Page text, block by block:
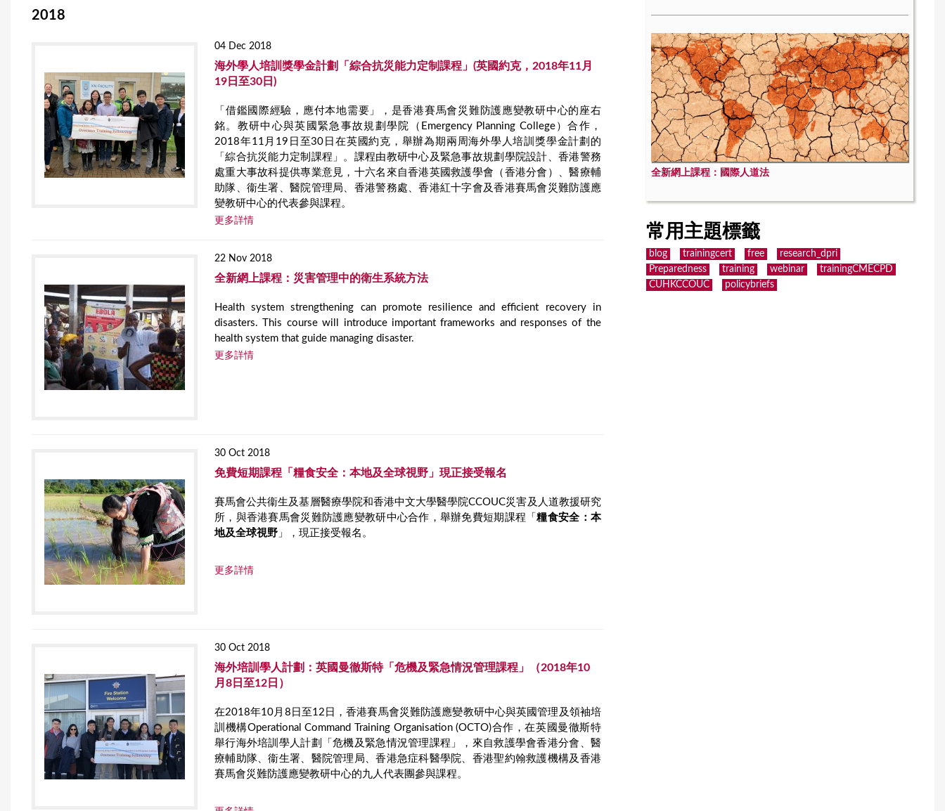
2018
04 Dec 2018
海外學人培訓獎學金計劃「綜合抗災能力定制課程」(英國約克，2018年11月
19日至30日)
「借鑑國際經驗，應付本地需要」，是香港賽馬會災難防護應變教研中心的座右
銘。教研中心與英國緊急事故規劃學院（Emergency Planning College）合作，
2018年11月19日至30日在英國約克，舉辦為期兩周海外學人培訓獎學金計劃的
「綜合抗災能力定制課程」。課程由教研中心及緊急事故規劃學院設計、香港警務
處重大事故科提供專業意見，十六名來自香港英國救護學會（香港分會）、醫療輔
助隊、衞生署、醫院管理局、香港警務處、香港紅十字會及香港賽馬會災難防護應
變教研中心的代表參與課程。
更多詳情
22 Nov 2018
全新網上課程：災害管理中的衛生系統方法
Health system strengthening can promote resilience and efficient recovery in
disasters. This course will introduce important frameworks and responses of the
health system that guide managing disaster.
更多詳情
30 Oct 2018
免費短期課程「糧食安全：本地及全球視野」現正接受報名
賽馬會公共衞生及基層醫療學院和香港中文大學醫學院CCOUC災害及人道教援研究
所，與香港賽馬會災難防護應變教研中心合作，舉辦免費短期課程「糧食安全：本
地及全球視野 」，現正接受報名。
更多詳情
30 Oct 2018
海外培訓學人計劃：英國曼徹斯特「危機及緊急情況管理課程」（2018年10
月8日至12日）
在2018年10月8日至12日，香港賽馬會災難防護應變教研中心與英國管理及領袖培
訓機構Operational Command Training Organisation (OCTO)合作，在英國曼徹斯特
舉行海外培訓學人計劃「危機及緊急情況管理課程」，來自救護學會香港分會、醫
療輔助隊、衞生署、醫院管理局、香港急症科醫學院、香港聖約翰救護機構及香港
賽馬會災難防護應變教研中心的九人代表團參與課程。
全新網上課程：國際人道法
常用主題標籤
blog trainingcert free
research_dpri
Preparedness
training webinar
trainingCMECPD
CUHKCCOUC
policybriefs